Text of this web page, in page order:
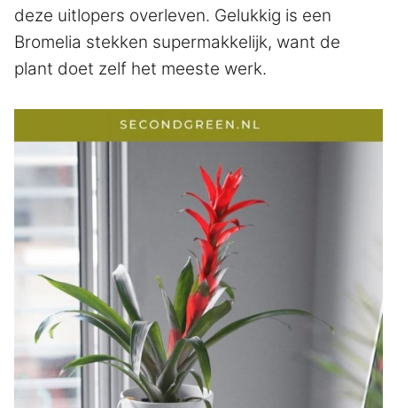
deze uitlopers overleven. Gelukkig is een
Bromelia stekken supermakkelijk, want de
plant doet zelf het meeste werk.